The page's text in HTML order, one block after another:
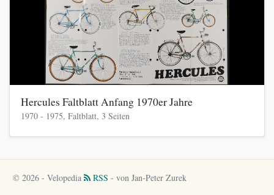
Hercules Faltblatt Anfang 1970er Jahre
1970 - 1975, Faltblatt, 3 Seiten
© 2026 - Velopedia RSS - von Jan-Peter Zurek